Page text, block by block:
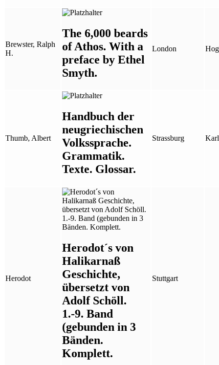
Brewster, Ralph
H.
The 6,000 beards
of Athos. With a
preface by Ethel
Smyth.
London
Thumb, Albert
Handbuch der
neugriechischen
Volkssprache.
Grammatik.
Texte. Glossar.
Strassburg
Herodot
Herodot´s von
Halikarnaß
Geschichte,
übersetzt von
Adolf Schöll.
1.-9. Band
(gebunden in 3
Bänden.
Komplett.
Stuttgart